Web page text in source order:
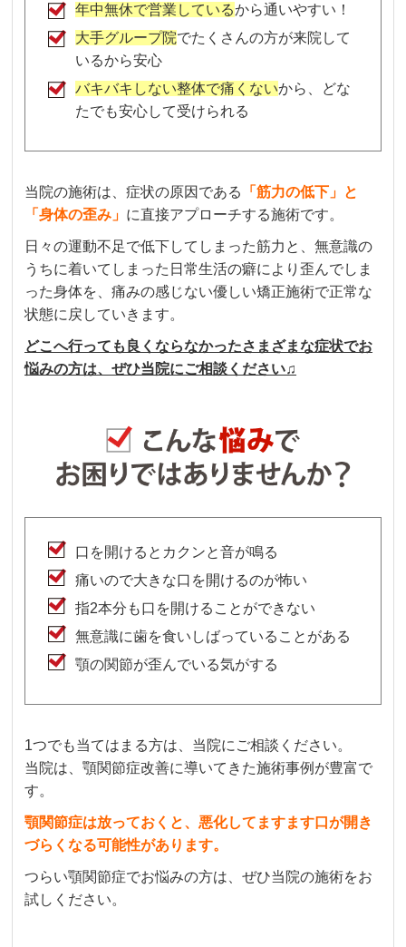
年中無休で営業しているから通いやすい！
大手グループ院でたくさんの方が来院して
いるから安心
バキバキしない整体で痛くないから、どな
たでも安心して受けられる
当院の施術は、症状の原因である
「筋力の低下」と
「身体の歪み」 に直接アプローチする施術です。
日々の運動不足で低下してしまった筋力と、無意識の
うちに着いてしまった日常生活の癖により歪んでしま
った身体を、痛みの感じない優しい矯正施術で正常な
状態に戻していきます。
どこへ行っても良くならなかったさまざまな症状でお
悩みの方は、ぜひ当院にご相談ください♫
口を開けるとカクンと音が鳴る
痛いので大きな口を開けるのが怖い
指2本分も口を開けることができない
無意識に歯を食いしばっていることがある
顎の関節が歪んでいる気がする
1つでも当てはまる方は、当院にご相談ください。
当院は、顎関節症改善に導いてきた施術事例が豊富で
す。
顎関節症は放っておくと、悪化してますます口が開き
づらくなる可能性があります。
つらい顎関節症でお悩みの方は、ぜひ当院の施術をお
試しください。